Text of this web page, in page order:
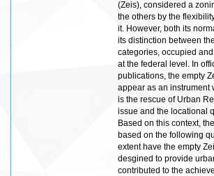
(Zeis), considered a
the others by the
it. However, both its
its distinction between
categories, occupied
at the federal level. In
publications, the empty
appear as an instrument
is the rescue of Urban
issue and the locational
Based on this context,
based on the following
extent have the empty
desgined to provide
contributed to the